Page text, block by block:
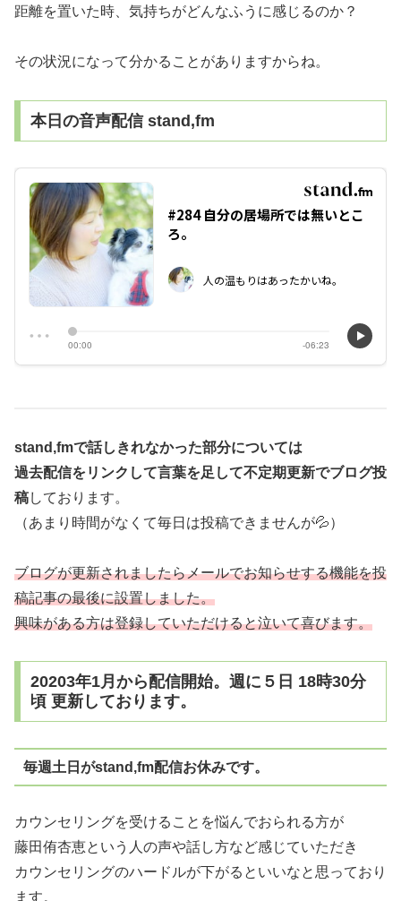
距離を置いた時、気持ちがどんなふうに感じるのか？
その状況になって分かることがありますからね。
本日の音声配信 stand,fm
stand,fmで話しきれなかった部分については
過去配信をリンクして言葉を足して不定期更新でブログ投
稿しております。
（あまり時間がなくて毎日は投稿できませんが💦）
ブログが更新されましたらメールでお知らせする機能を投
稿記事の最後に設置しました。
興味がある方は登録していただけると泣いて喜びます。
20203年1月から配信開始。週に５日 18時30分
頃 更新しております。
毎週土日がstand,fm配信お休みです。
カウンセリングを受けることを悩んでおられる方が
藤田侑杏恵という人の声や話し方など感じていただき
カウンセリングのハードルが下がるといいなと思っており
ます。